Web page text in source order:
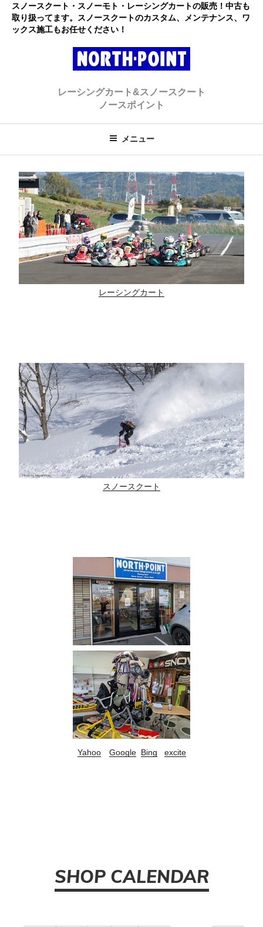
プ
スノースクート・スノーモト・レーシングカートの販売！中古も
取り扱ってます。スノースクートのカスタム、メンテナンス、ワ
ックス施工もお任せください！
ト ノースポイント
レーシングカート&スノースクート
ノースポイント
メニュー
レーシングカート
スノースクート
Yahoo Google Bing excite
SHOP CALENDAR